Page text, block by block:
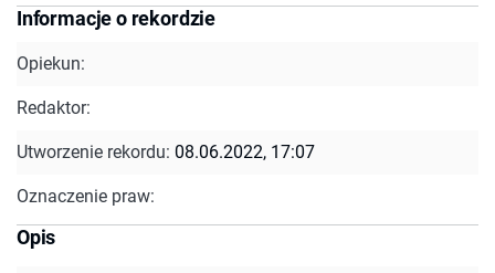
Informacje o rekordzie
Opiekun:
Redaktor:
Utworzenie rekordu: 08.06.2022, 17:07
Oznaczenie praw:
Opis